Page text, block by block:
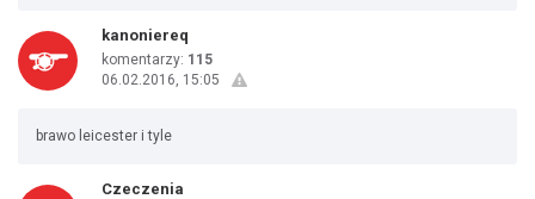
kanoniereq
komentarzy: 115
06.02.2016, 15:05
brawo leicester i tyle
Czeczenia